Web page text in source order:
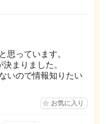
思っています。
まりました。
いので情報知りたい
お気に入り